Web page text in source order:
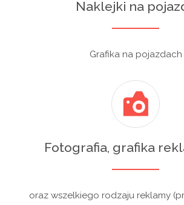
Naklejki na
Grafika na pojazdach
Fotografia, grafika
oraz wszelkiego rodzaju reklamy